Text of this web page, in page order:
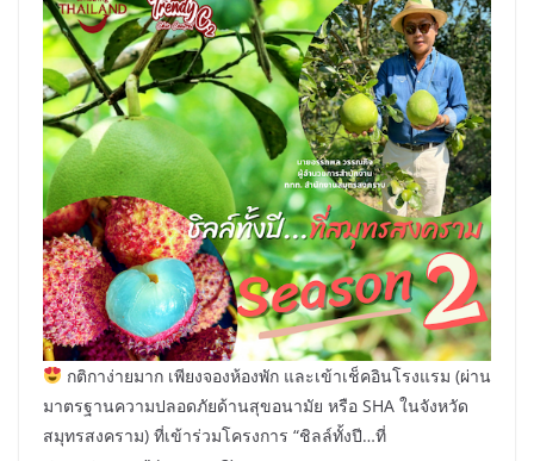
กติกาง่ายมาก เพียงจองห้องพัก และเข้าเช็คอินโรงแรม (ผ่าน
มาตรฐานความปลอดภัยด้านสุขอนามัย หรือ SHA ในจังหวัด
สมุทรสงคราม) ที่เข้าร่วมโครงการ “ชิลล์ทั้งปี…ที่